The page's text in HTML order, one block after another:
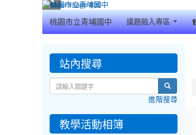
桃園市立青埔國中 議題融入專區
::: 站內搜尋
search
進階搜尋
教學活動相簿